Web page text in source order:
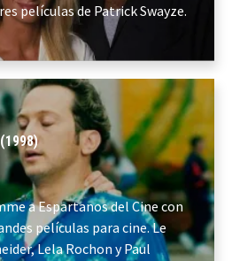
películas de Patrick Swayze.
a Espartanos del Cine con
películas para cine. Le
Lela Rochon y Paul